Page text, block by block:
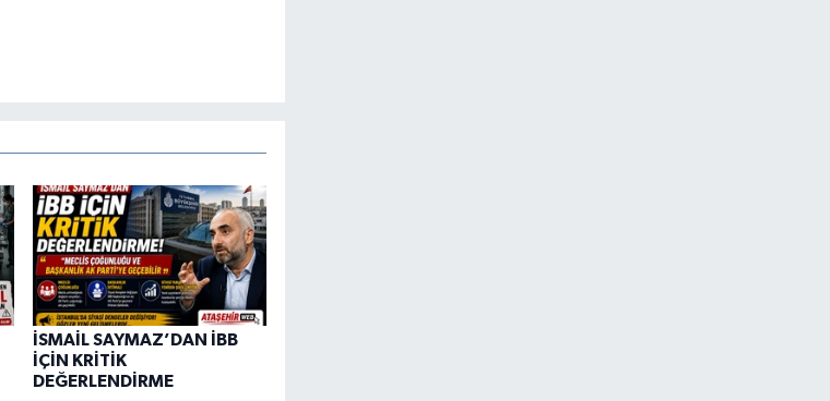
İSMAİL SAYMAZ’DAN İBB
İÇİN KRİTİK
DEĞERLENDİRME